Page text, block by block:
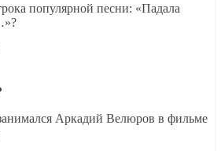
популярной песни: «Падала
Аркадий Велюров в фильме